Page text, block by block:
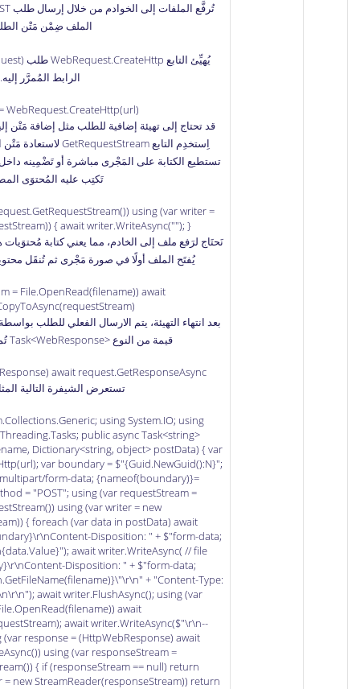
الملف ضِمْن مَتْن
الرابط المُمرَّر إليه.
WebRequest.CreateHttp(url);
تَكتِب عليه المُحتوَى
using (var writer =
{ await writer.WriteAsync(""); }
نَحتَاج لرَفع ملف إلى الخادم، مما يعني كتابة
يُفتَح الملف أولًا في صورة مَجْرى ثم تُنقَل
= File.OpenRead(filename)) await
قيمة من النوع Task<WebResponse>‎ تُمثِل رد الخادم، كالتالي:
await request.GetResponseAsync();
تستعرض الشيفرة التالية
using System.IO; using
public async Task<string>
Dictionary<string, object> postData) { var
var boundary = $"{Guid.NewGuid():N}";
form-data; {nameof(boundary)}=
= "POST"; using (var requestStream =
using (var writer = new
{ foreach (var data in postData) await
Disposition: " + $"form-data;
await writer.WriteAsync( // file
Disposition: " + $"form-data;
+ "Content-Type:
await writer.FlushAsync(); using (var
await
await writer.WriteAsync($"\r\n--
response = (HttpWebResponse) await
using (var responseStream =
{ if (responseStream == null) return
new StreamReader(responseStream)) return